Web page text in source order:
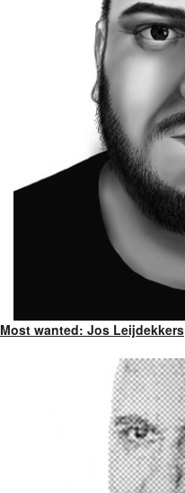
Most wanted: Jos Leijdekkers